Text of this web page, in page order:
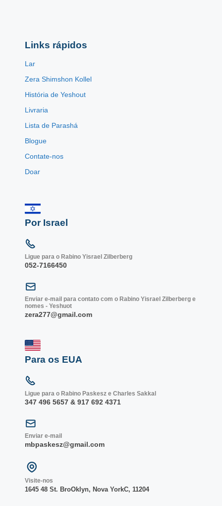
Links rápidos
Lar
Zera Shimshon Kollel
História de Yeshout
Livraria
Lista de Parashá
Blogue
Contate-nos
Doar
Por Israel
Ligue para o Rabino Yisrael Zilberberg
052-7166450
Enviar e-mail para contato com o Rabino Yisrael Zilberberg e
nomes - Yeshuot
zera277@gmail.com
Para os EUA
Ligue para o Rabino Paskesz e Charles Sakkal
347 496 5657 & 917 692 4371
Enviar e-mail
mbpaskesz@gmail.com
Visite-nos
1645 48 St. BroOklyn, Nova YorkC, 11204